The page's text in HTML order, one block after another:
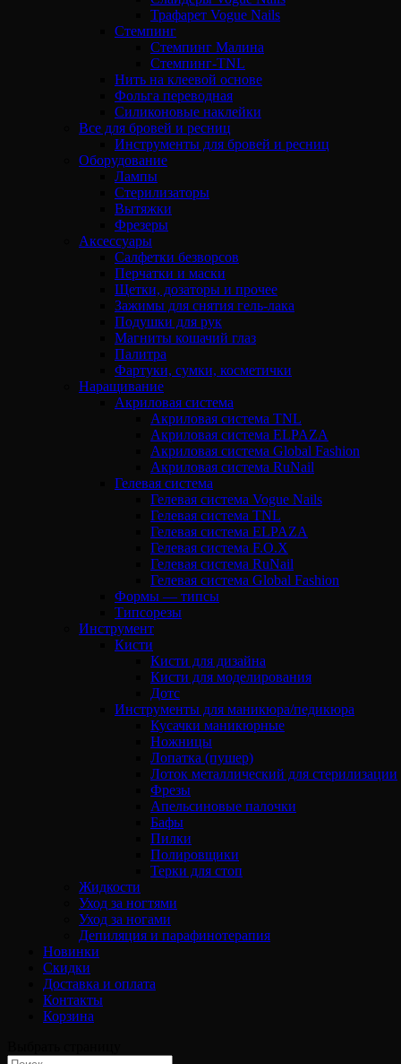
Трафарет Vogue Nails
Стемпинг
Стемпинг Малина
Стемпинг-TNL
Нить на клеевой основе
Фольга переводная
Силиконовые наклейки
Все для бровей и ресниц
Инструменты для бровей и ресниц
Оборудование
Лампы
Стерилизаторы
Вытяжки
Фрезеры
Аксессуары
Салфетки безворсов
Перчатки и маски
Щетки, дозаторы и прочее
Зажимы для снятия гель-лака
Подушки для рук
Магниты кошачий глаз
Палитра
Фартуки, сумки, косметички
Наращивание
Акриловая система
Акриловая система TNL
Акриловая система ELPAZA
Акриловая система Global Fashion
Акриловая система RuNail
Гелевая система
Гелевая система Vogue Nails
Гелевая система TNL
Гелевая система ELPAZA
Гелевая система F.O.X
Гелевая система RuNail
Гелевая система Global Fashion
Формы — типсы
Типсорезы
Инструмент
Кисти
Кисти для дизайна
Кисти для моделирования
Дотс
Инструменты для маникюра/педикюра
Кусачки маникюрные
Ножницы
Лопатка (пушер)
Лоток металлический для стерилизации
Фрезы
Апельсиновые палочки
Бафы
Пилки
Полировщики
Терки для стоп
Жидкости
Уход за ногтями
Уход за ногами
Депиляция и парафинотерапия
Новинки
Скидки
Доставка и оплата
Контакты
Корзина